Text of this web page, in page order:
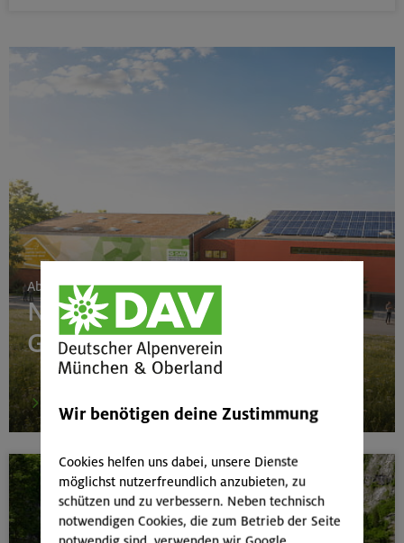
22./23.08.26
Bouldern für Einsteiger indoor
Ab 24. Juni 2026
Neubau Boulderhalle
Gilching
mehr
Wir benötigen deine Zustimmung
Cookies helfen uns dabei, unsere Dienste
möglichst nutzerfreundlich anzubieten, zu
schützen und zu verbessern. Neben technisch
notwendigen Cookies, die zum Betrieb der Seite